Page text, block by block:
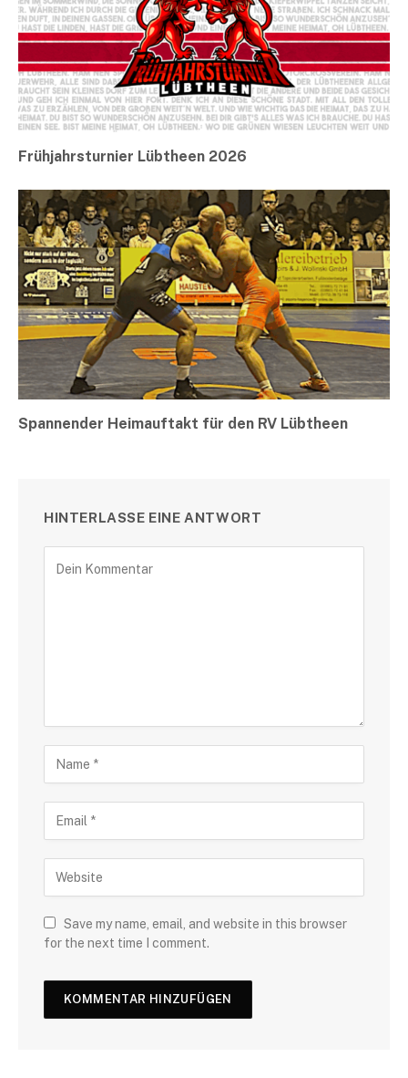
Frühjahrsturnier Lübtheen 2026
Spannender Heimauftakt für den RV Lübtheen
HINTERLASSE EINE ANTWORT
Save my name, email, and website in this browser
for the next time I comment.